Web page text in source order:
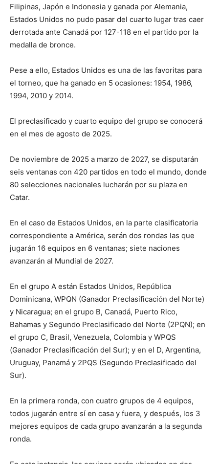
Filipinas, Japón e Indonesia y ganada por Alemania,
Estados Unidos no pudo pasar del cuarto lugar tras caer
derrotada ante Canadá por 127-118 en el partido por la
medalla de bronce.
Pese a ello, Estados Unidos es una de las favoritas para
el torneo, que ha ganado en 5 ocasiones: 1954, 1986,
1994, 2010 y 2014.
El preclasificado y cuarto equipo del grupo se conocerá
en el mes de agosto de 2025.
De noviembre de 2025 a marzo de 2027, se disputarán
seis ventanas con 420 partidos en todo el mundo, donde
80 selecciones nacionales lucharán por su plaza en
Catar.
En el caso de Estados Unidos, en la parte clasificatoria
correspondiente a América, serán dos rondas las que
jugarán 16 equipos en 6 ventanas; siete naciones
avanzarán al Mundial de 2027.
En el grupo A están Estados Unidos, República
Dominicana, WPQN (Ganador Preclasificación del Norte)
y Nicaragua; en el grupo B, Canadá, Puerto Rico,
Bahamas y Segundo Preclasificado del Norte (2PQN); en
el grupo C, Brasil, Venezuela, Colombia y WPQS
(Ganador Preclasificación del Sur); y en el D, Argentina,
Uruguay, Panamá y 2PQS (Segundo Preclasificado del
Sur).
En la primera ronda, con cuatro grupos de 4 equipos,
todos jugarán entre sí en casa y fuera, y después, los 3
mejores equipos de cada grupo avanzarán a la segunda
ronda.